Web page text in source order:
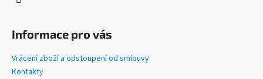
HLEDAT
Informace pro vás
Vrácení zboží a odstoupení od smlouvy
Kontakty